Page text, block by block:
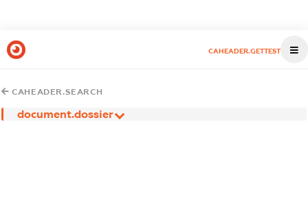
CAHEADER.GETTEST
CAHEADER.SEARCH
document.dossier